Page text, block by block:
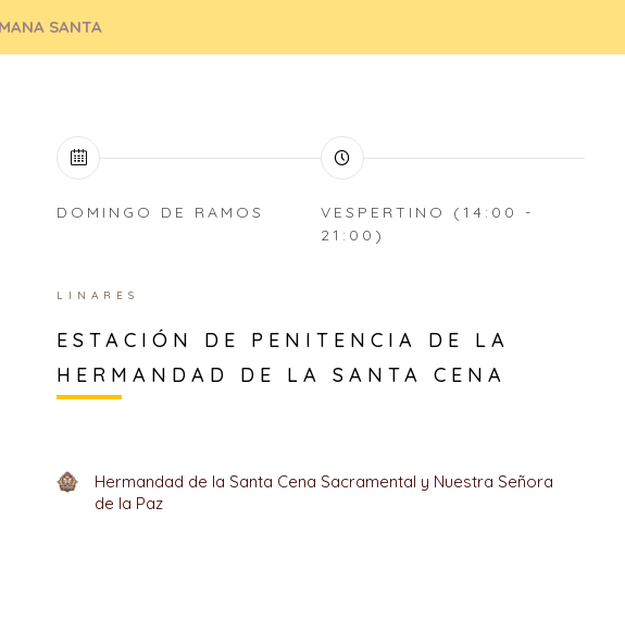
SANTA
DOMINGO DE RAMOS
VESPERTINO (14:00 -
21:00)
LINARES
ESTACIÓN DE PENITENCIA DE LA
HERMANDAD DE LA SANTA CENA
Hermandad de la Santa Cena Sacramental y Nuestra Señora
de la Paz